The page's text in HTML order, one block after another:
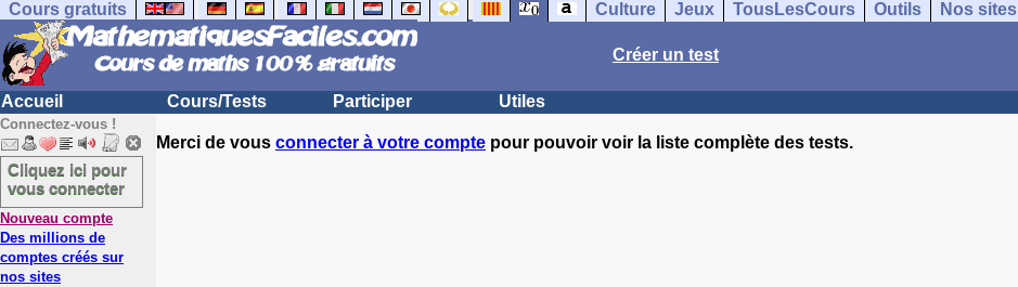
Cours gratuits Culture Jeux TousLesCours Outils Nos sites
Créer un test
Accueil Cours/Tests Participer Utiles
Connectez-vous !
Cliquez ici pour
vous connecter
Nouveau compte
Des millions de
comptes créés sur
nos sites
Merci de vous connecter à votre compte pour pouvoir voir la liste complète des tests.